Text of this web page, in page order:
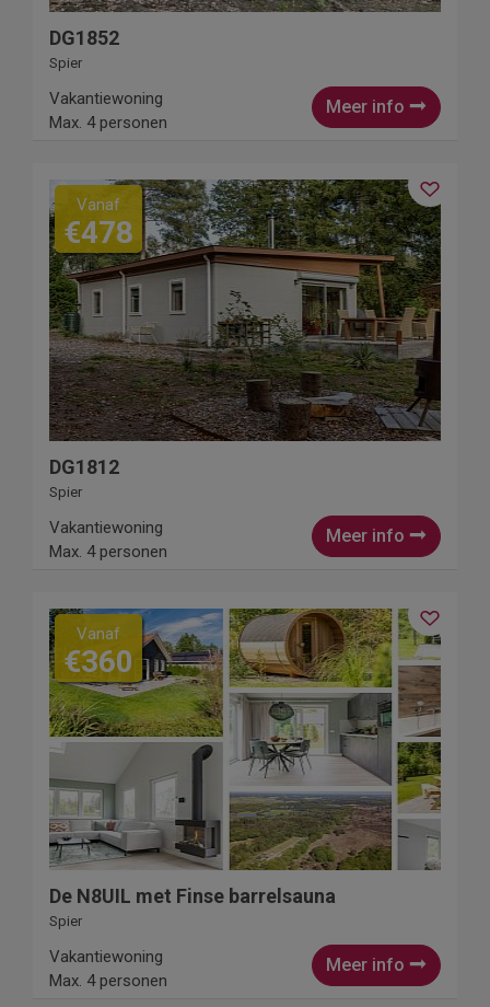
DG1852
Spier
Meer info
Vakantiewoning
Max. 4 personen
Vanaf
€478
DG1812
Spier
Meer info
Vakantiewoning
Max. 4 personen
Vanaf
€360
De N8UIL met Finse barrelsauna
Spier
Meer info
Vakantiewoning
Max. 4 personen